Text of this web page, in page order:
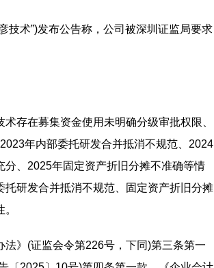
技术”)发布公告称，公司被深圳证监局要求
存在募集资金使用未明确分级审批权限、
年内部委托研发合并抵消不规范、2024
、2025年固定资产折旧分摊不准确等情
研发合并抵消不规范、固定资产折旧分摊
法》(证监会令第226号，下同)第三条第一